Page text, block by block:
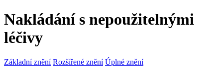
Nakládání s nepoužitelnými
léčivy
Základní znění Rozšířené znění Úplné znění